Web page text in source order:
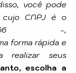
você pode
cujo CNPJ é o
56 -,
forma rápida e
realizar seus
escolha a